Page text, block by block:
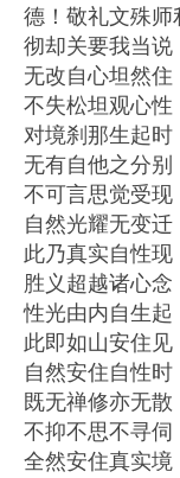
德！敬礼文殊师
彻却关要我当说
无改自心坦然住
不失松坦观心性
对境刹那生起时
无有自他之分别
不可言思觉受现
自然光耀无变迁
此乃真实自性现
胜义超越诸心念
性光由内自生起
此即如山安住见
自然安住自性时
既无禅修亦无散
不抑不思不寻伺
全然安住真实境